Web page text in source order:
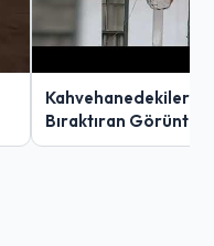
Kahvehanedekiler
Bıraktıran Görüntü!